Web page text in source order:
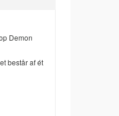
Demon
består af ét